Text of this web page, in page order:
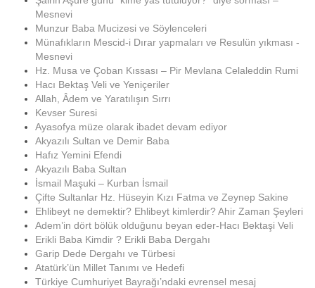
Mesnevi
Munzur Baba Mucizesi ve Söylenceleri
Münafıkların Mescid-i Dırar yapmaları ve Resulün yıkması -
Mesnevi
Hz. Musa ve Çoban Kıssası – Pir Mevlana Celaleddin Rumi
Hacı Bektaş Veli ve Yeniçeriler
Allah, Âdem ve Yaratılışın Sırrı
Kevser Suresi
Ayasofya müze olarak ibadet devam ediyor
Akyazılı Sultan ve Demir Baba
Hafız Yemini Efendi
Akyazılı Baba Sultan
İsmail Maşuki – Kurban İsmail
Çifte Sultanlar Hz. Hüseyin Kızı Fatma ve Zeynep Sakine
Ehlibeyt ne demektir? Ehlibeyt kimlerdir? Ahir Zaman Şeyleri
Adem’in dört bölük olduğunu beyan eder-Hacı Bektaşi Veli
Erikli Baba Kimdir ? Erikli Baba Dergahı
Garip Dede Dergahı ve Türbesi
Atatürk’ün Millet Tanımı ve Hedefi
Türkiye Cumhuriyet Bayrağı’ndaki evrensel mesaj